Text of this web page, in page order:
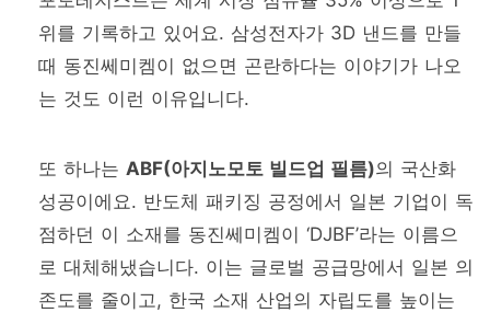
위를 기록하고 있어요. 삼성전자가 3D 낸드를 만들
때 동진쎄미켐이 없으면 곤란하다는 이야기가 나오
는 것도 이런 이유입니다.
또 하나는 ABF(아지노모토 빌드업 필름)의 국산화
성공이에요. 반도체 패키징 공정에서 일본 기업이 독
점하던 이 소재를 동진쎄미켐이 ‘DJBF’라는 이름으
로 대체해냈습니다. 이는 글로벌 공급망에서 일본 의
존도를 줄이고, 한국 소재 산업의 자립도를 높이는